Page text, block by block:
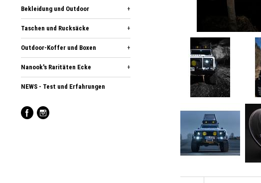
Bekleidung und Outdoor +
Taschen und Rucksäcke +
Outdoor-Koffer und Boxen +
Nanook's Raritäten Ecke +
NEWS - Test und Erfahrungen